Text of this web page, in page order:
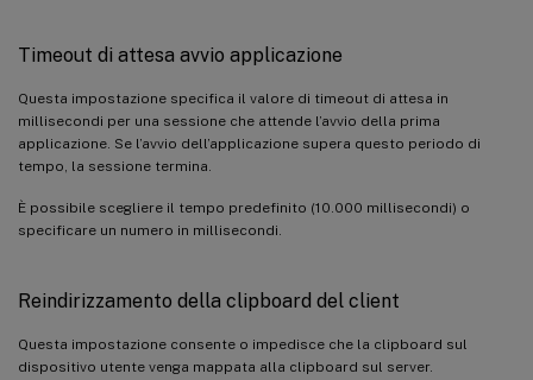
Timeout di attesa avvio applicazione
Questa impostazione specifica il valore di timeout di attesa in
millisecondi per una sessione che attende l’avvio della prima
applicazione. Se l’avvio dell’applicazione supera questo periodo di
tempo, la sessione termina.
È possibile scegliere il tempo predefinito (10.000 millisecondi) o
specificare un numero in millisecondi.
Reindirizzamento della clipboard del client
Questa impostazione consente o impedisce che la clipboard sul
dispositivo utente venga mappata alla clipboard sul server.